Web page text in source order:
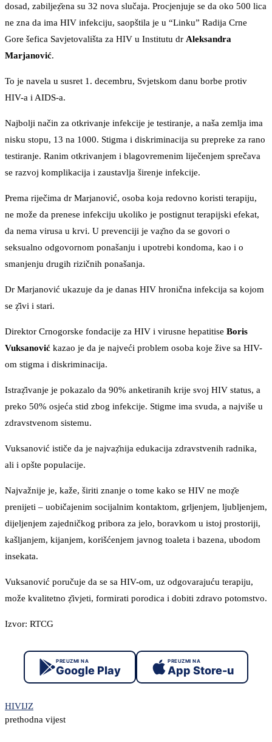
dosad, zabiljeẓ̌ena su 32 nova slučaja. Procjenjuje se da oko 500 lica
ne zna da ima HIV infekciju, saopštila je u “Linku” Radija Crne
Gore šefica Savjetovališta za HIV u Institutu dr Aleksandra
Marjanović.
To je navela u susret 1. decembru, Svjetskom danu borbe protiv
HIV-a i AIDS-a.
Najbolji način za otkrivanje infekcije je testiranje, a naša zemlja ima
nisku stopu, 13 na 1000. Stigma i diskriminacija su prepreke za rano
testiranje. Ranim otkrivanjem i blagovremenim liječenjem sprečava
se razvoj komplikacija i zaustavlja širenje infekcije.
Prema riječima dr Marjanović, osoba koja redovno koristi terapiju,
ne može da prenese infekciju ukoliko je postignut terapijski efekat,
da nema virusa u krvi. U prevenciji je vaẓ̌no da se govori o
seksualno odgovornom ponašanju i upotrebi kondoma, kao i o
smanjenju drugih rizičnih ponašanja.
Dr Marjanović ukazuje da je danas HIV hronična infekcija sa kojom
se ẓ̌ivi i stari.
Direktor Crnogorske fondacije za HIV i virusne hepatitise Boris
Vuksanović kazao je da je najveći problem osoba koje žive sa HIV-
om stigma i diskriminacija.
Istraẓ̌ivanje je pokazalo da 90% anketiranih krije svoj HIV status, a
preko 50% osjeća stid zbog infekcije. Stigme ima svuda, a najviše u
zdravstvenom sistemu.
Vuksanović ističe da je najvaẓ̌nija edukacija zdravstvenih radnika,
ali i opšte populacije.
Najvažnije je, kaže, širiti znanje o tome kako se HIV ne moẓ̌e
prenijeti – uobičajenim socijalnim kontaktom, grljenjem, ljubljenjem,
dijeljenjem zajedničkog pribora za jelo, boravkom u istoj prostoriji,
kašljanjem, kijanjem, korišćenjem javnog toaleta i bazena, ubodom
insekata.
Vuksanović poručuje da se sa HIV-om, uz odgovarajuću terapiju,
može kvalitetno ẓ̌ivjeti, formirati porodica i dobiti zdravo potomstvo.
Izvor: RTCG
PREUZMI NA
Google Play
PREUZMI NA
App Store-u
HIVIJZ
prethodna vijest